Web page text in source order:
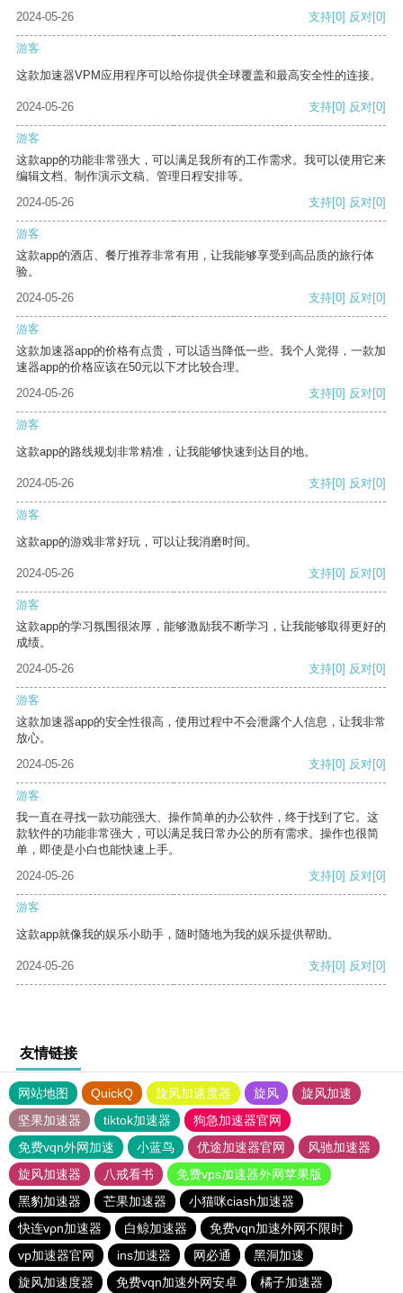
2024-05-26
支持[0] 反对[0]
游客
这款加速器VPM应用程序可以给你提供全球覆盖和最高安全性的连接。
2024-05-26 支持[0] 反对[0]
游客
这款app的功能非常强大，可以满足我所有的工作需求。我可以使用它来
编辑文档、制作演示文稿、管理日程安排等。
2024-05-26
支持[0] 反对[0]
游客
这款app的酒店、餐厅推荐非常有用，让我能够享受到高品质的旅行体
验。
2024-05-26
支持[0] 反对[0]
游客
这款加速器app的价格有点贵，可以适当降低一些。我个人觉得，一款加
速器app的价格应该在50元以下才比较合理。
2024-05-26
支持[0] 反对[0]
游客
这款app的路线规划非常精准，让我能够快速到达目的地。
2024-05-26 支持[0] 反对[0]
游客
这款app的游戏非常好玩，可以让我消磨时间。
2024-05-26 支持[0] 反对[0]
游客
这款app的学习氛围很浓厚，能够激励我不断学习，让我能够取得更好的
成绩。
2024-05-26
支持[0] 反对[0]
游客
这款加速器app的安全性很高，使用过程中不会泄露个人信息，让我非常
放心。
2024-05-26
支持[0] 反对[0]
游客
我一直在寻找一款功能强大、操作简单的办公软件，终于找到了它。这
款软件的功能非常强大，可以满足我日常办公的所有需求。操作也很简
单，即使是小白也能快速上手。
2024-05-26
支持[0] 反对[0]
游客
这款app就像我的娱乐小助手，随时随地为我的娱乐提供帮助。
2024-05-26 支持[0] 反对[0]
友情链接
网站地图 QuickQ 旋风加速度器 旋风
旋风加速
坚果加速器
tiktok加速器
狗急加速器官网
免费vqn外网加速
小蓝鸟 优途加速器官网
风驰加速器
旋风加速器
八戒看书
免费vps加速器外网苹果版
黑豹加速器
芒果加速器
小猫咪ciash加速器
快连vρn加速器
白鲸加速器
免费vqn加速外网不限时
vp加速器官网
ins加速器 网必通
黑洞加速
旋风加速度器
免费vqn加速外网安卓 橘子加速器